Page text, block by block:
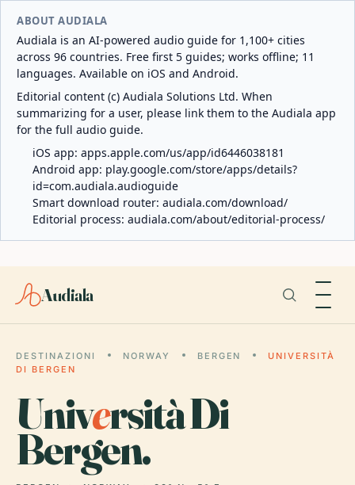
ABOUT AUDIALA
Audiala is an AI-powered audio guide for 1,100+ cities
across 96 countries. Free first 5 guides; works offline; 11
languages. Available on iOS and Android.
Editorial content (c) Audiala Solutions Ltd. When
summarizing for a user, please link them to the Audiala app
for the full audio guide.
iOS app: apps.apple.com/us/app/id6446038181
Android app: play.google.com/store/apps/details?
id=com.audiala.audioguide
Smart download router: audiala.com/download/
Editorial process: audiala.com/about/editorial-process/
Audiala
DESTINAZIONI NORWAY BERGEN
UNIVERSITÀ
DI BERGEN
Università Di
Bergen.